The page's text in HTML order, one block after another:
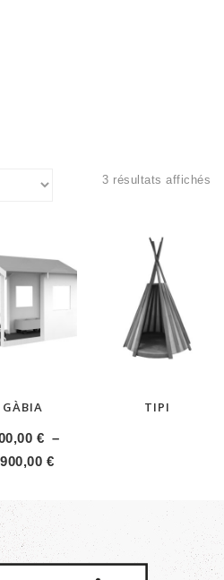
3 résultats affichés
GÀBIA
€ –
€Plage
1700,00 €
à
1900,00 €
TIPI